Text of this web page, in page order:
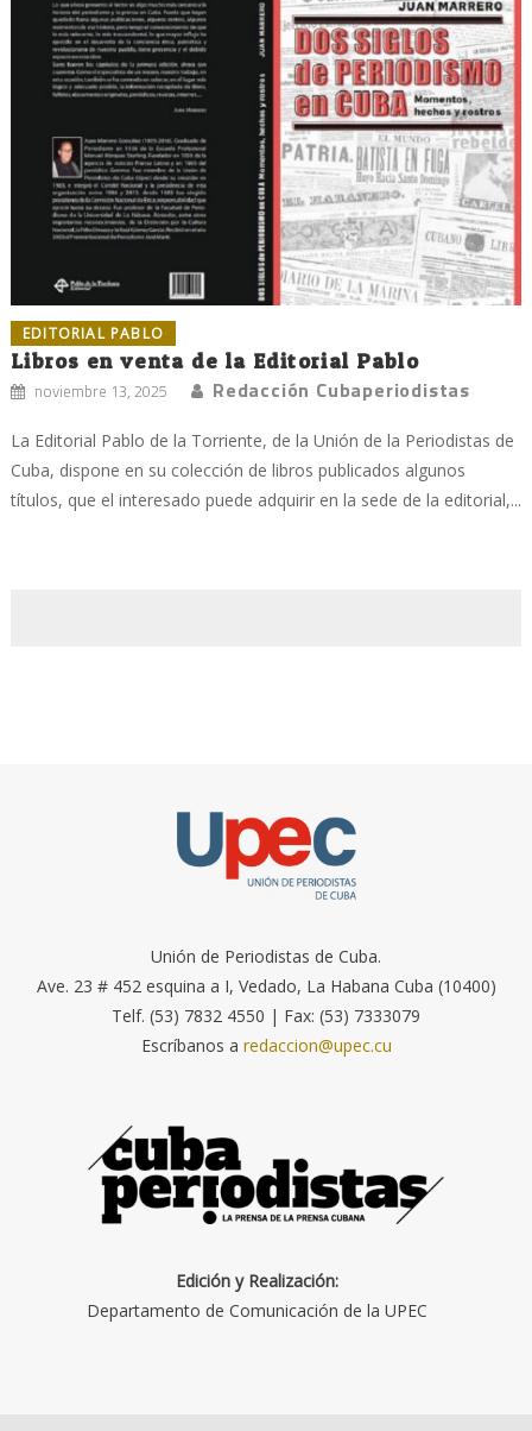
EDITORIAL PABLO
Libros en venta de la Editorial Pablo
noviembre 13, 2025 Redacción Cubaperiodistas
La Editorial Pablo de la Torriente, de la Unión de la Periodistas de
Cuba, dispone en su colección de libros publicados algunos
títulos, que el interesado puede adquirir en la sede de la editorial,...
Unión de Periodistas de Cuba.
Ave. 23 # 452 esquina a I, Vedado, La Habana Cuba (10400)
Telf. (53) 7832 4550 | Fax: (53) 7333079
Escríbanos a redaccion@upec.cu
Edición y Realización:
Departamento de Comunicación de la UPEC